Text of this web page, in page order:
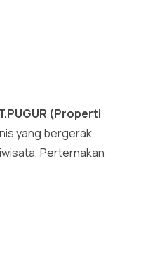
(Properti
yang bergerak
Perternakan